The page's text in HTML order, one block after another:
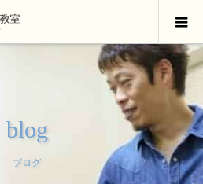
blog
ブログ